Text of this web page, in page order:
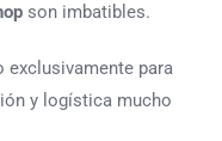
son imbatibles.
exclusivamente para
y logística mucho